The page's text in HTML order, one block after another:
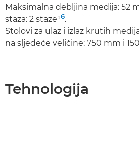
Maksimalna debljina medija: 52
staza: 2 staze¹6.
Stolovi za ulaz i izlaz krutih
na sljedeće veličine: 750 mm i
Tehnologija